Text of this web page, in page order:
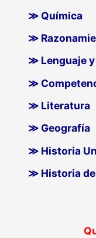
≫ Química
≫
≫ Lenguaje
≫
≫ Literatura
≫ Geografía
≫ Historia
≫ Historia